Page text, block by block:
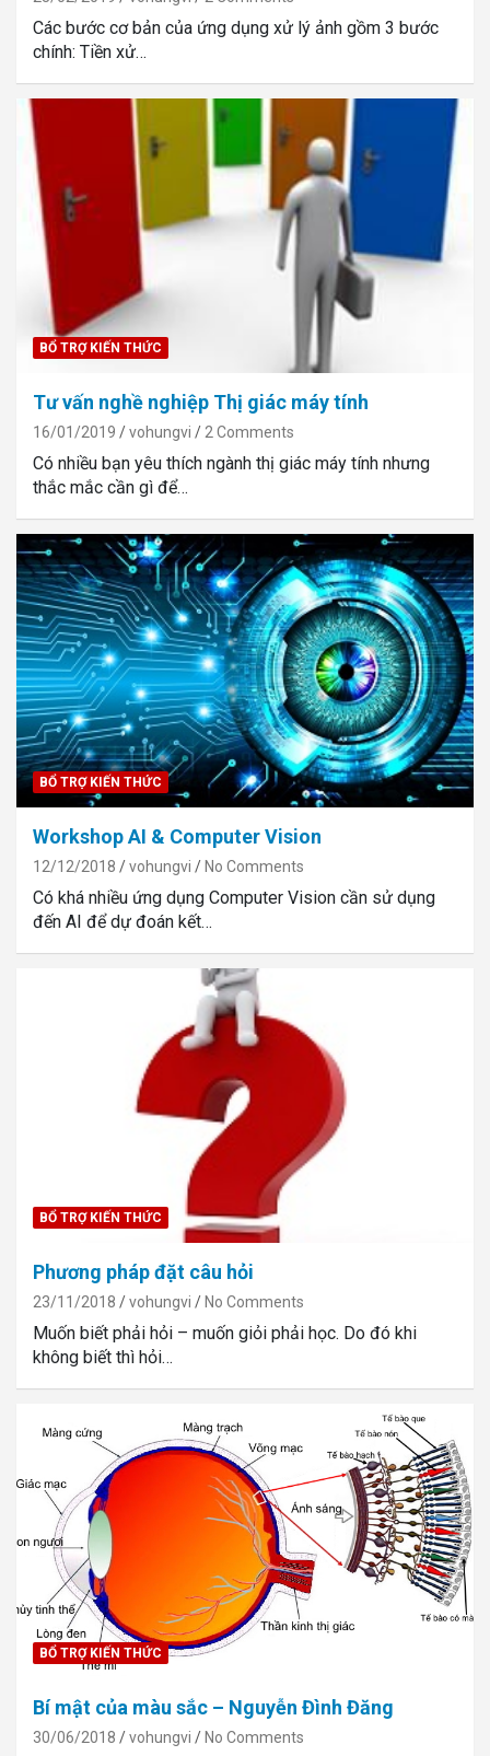
Các bước cơ bản của ứng dụng xử lý ảnh gồm 3 bước
chính: Tiền xử…
BỔ TRỢ KIẾN THỨC
Tư vấn nghề nghiệp Thị giác máy tính
16/01/2019 vohungvi 2 Comments
Có nhiều bạn yêu thích ngành thị giác máy tính nhưng
thắc mắc cần gì để…
BỔ TRỢ KIẾN THỨC
Workshop AI & Computer Vision
12/12/2018 vohungvi No Comments
Có khá nhiều ứng dụng Computer Vision cần sử dụng
đến AI để dự đoán kết…
BỔ TRỢ KIẾN THỨC
Phương pháp đặt câu hỏi
23/11/2018 vohungvi No Comments
Muốn biết phải hỏi – muốn giỏi phải học. Do đó khi
không biết thì hỏi…
BỔ TRỢ KIẾN THỨC
Bí mật của màu sắc – Nguyễn Đình Đăng
30/06/2018 vohungvi No Comments